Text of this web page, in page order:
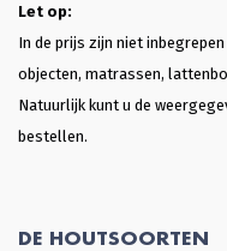
Let op:
In de prijs zijn niet
objecten, matrassen,
Natuurlijk kunt u de
bestellen.
DE HOUTSOORTEN